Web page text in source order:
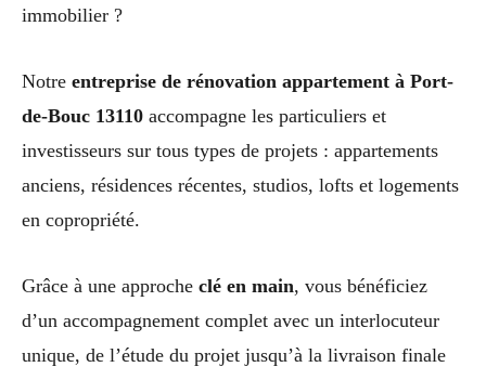
immobilier ?
Notre entreprise de rénovation appartement à Port-
de-Bouc 13110 accompagne les particuliers et
investisseurs sur tous types de projets : appartements
anciens, résidences récentes, studios, lofts et logements
en copropriété.
Grâce à une approche clé en main, vous bénéficiez
d’un accompagnement complet avec un interlocuteur
unique, de l’étude du projet jusqu’à la livraison finale